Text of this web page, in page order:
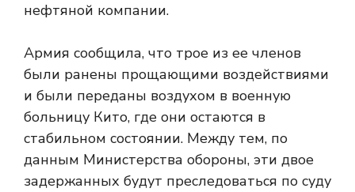
нефтяной компании.
Армия сообщила, что трое из ее членов
были ранены прощающими воздействиями
и были переданы воздухом в военную
больницу Кито, где они остаются в
стабильном состоянии. Между тем, по
данным Министерства обороны, эти двое
задержанных будут преследоваться по суду